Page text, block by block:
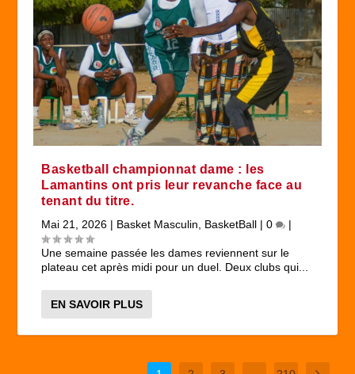
Basketball championnat dame : les
Lamantins ont pris leur revanche face au
tenant du titre.
Mai 21, 2026 | Basket Masculin, BasketBall |0 |
Une semaine passée les dames reviennent sur le
plateau cet après midi pour un duel. Deux clubs qui...
EN SAVOIR PLUS